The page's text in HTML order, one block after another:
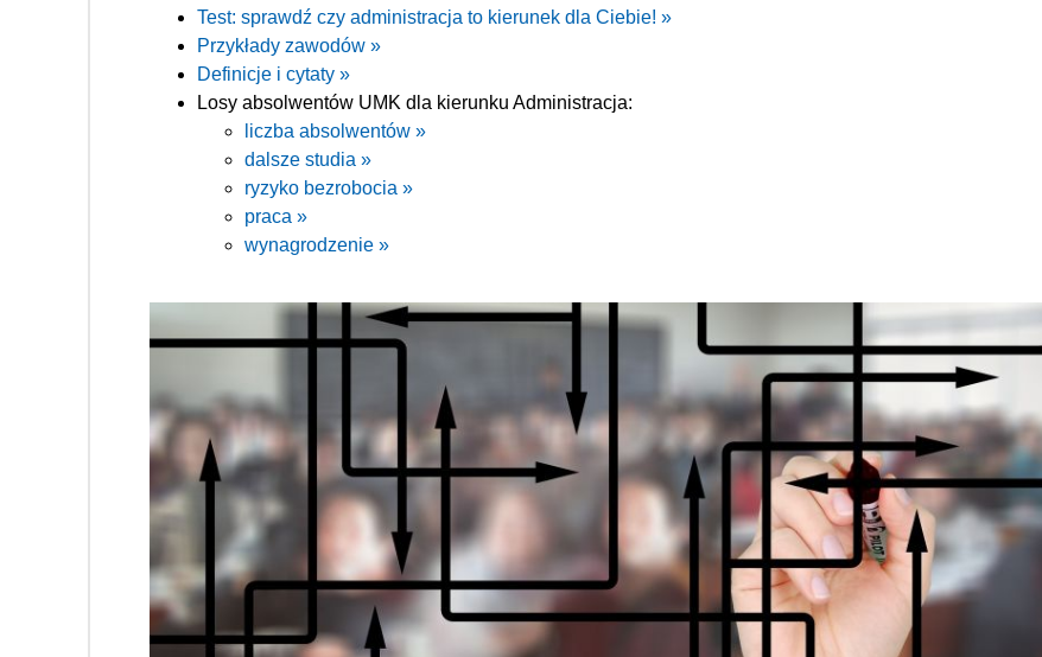
Test: sprawdź czy administracja to kierunek dla Ciebie! »
Przykłady zawodów »
Definicje i cytaty »
Losy absolwentów UMK dla kierunku Administracja:
liczba absolwentów »
dalsze studia »
ryzyko bezrobocia »
praca »
wynagrodzenie »